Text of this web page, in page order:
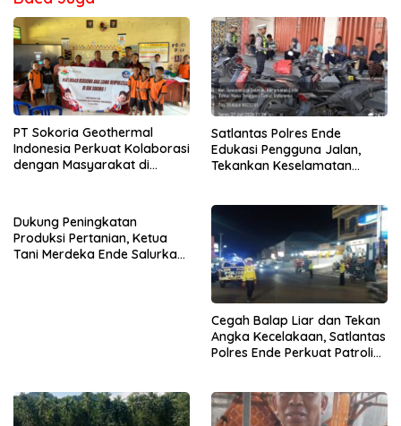
PT Sokoria Geothermal
Indonesia Perkuat Kolaborasi
dengan Masyarakat di
Satlantas Polres Ende
Edukasi Pengguna Jalan,
Tekankan Keselamatan
Dukung Peningkatan
Produksi Pertanian, Ketua
Tani Merdeka Ende Salurkan
Cegah Balap Liar dan Tekan
Angka Kecelakaan, Satlantas
Polres Ende Perkuat Patroli